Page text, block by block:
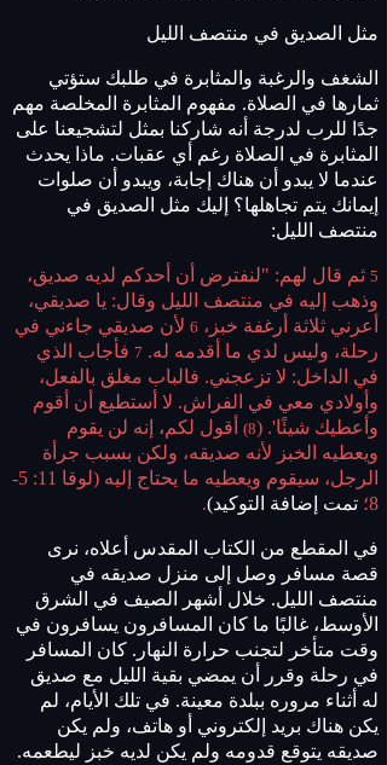
مثل الصديق في منتصف الليل
الشغف والرغبة والمثابرة في طلبك ستؤتي
ثمارها في الصلاة. مفهوم المثابرة المخلصة مهم
جدًا للرب لدرجة أنه شاركنا بمثل لتشجيعنا على
المثابرة في الصلاة رغم أي عقبات. ماذا يحدث
عندما لا يبدو أن هناك إجابة، ويبدو أن صلوات
إيمانك يتم تجاهلها؟ إليك مثل الصديق في
منتصف الليل:
5 ثم قال لهم: "لنفترض أن أحدكم لديه صديق،
وذهب إليه في منتصف الليل وقال: يا صديقي،
أعرني ثلاثة أرغفة خبز، 6 لأن صديقي جاءني في
رحلة، وليس لدي ما أقدمه له. 7 فأجاب الذي
في الداخل: لا تزعجني. فالباب مغلق بالفعل،
وأولادي معي في الفراش. لا أستطيع أن أقوم
وأعطيك شيئًا'. (8)
أقول لكم، إنه لن يقوم
ويعطيه الخبز لأنه صديقه، ولكن بسبب جرأة
الرجل، سيقوم ويعطيه ما يحتاج إليه (لوقا 11: 5-
8؛ تمت إضافة التوكيد).
في المقطع من الكتاب المقدس أعلاه، نرى
قصة مسافر وصل إلى منزل صديقه في
منتصف الليل. خلال أشهر الصيف في الشرق
الأوسط، غالبًا ما كان المسافرون يسافرون في
وقت متأخر لتجنب حرارة النهار. كان المسافر
في رحلة وقرر أن يمضي بقية الليل مع صديق
له أثناء مروره ببلدة معينة. في تلك الأيام، لم
يكن هناك بريد إلكتروني أو هاتف، ولم يكن
صديقه يتوقع قدومه ولم يكن لديه خبز ليطعمه.